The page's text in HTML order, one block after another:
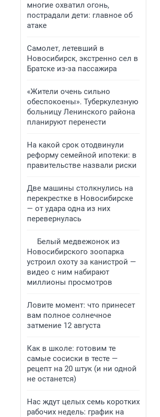
многие охватил огонь,
пострадали дети: главное об
атаке
Самолет, летевший в
Новосибирск, экстренно сел в
Братске из-за пассажира
«Жители очень сильно
обеспокоены». Туберкулезную
больницу Ленинского района
планируют перенести
На какой срок отодвинули
реформу семейной ипотеки: в
правительстве назвали риски
Две машины столкнулись на
перекрестке в Новосибирске
— от удара одна из них
перевернулась
Белый медвежонок из
Новосибирского зоопарка
устроил охоту за канистрой —
видео с ним набирают
миллионы просмотров
Ловите момент: что принесет
вам полное солнечное
затмение 12 августа
Как в школе: готовим те
самые сосиски в тесте —
рецепт на 20 штук (и ни одной
не останется)
Нас ждут целых семь коротких
рабочих недель: график на